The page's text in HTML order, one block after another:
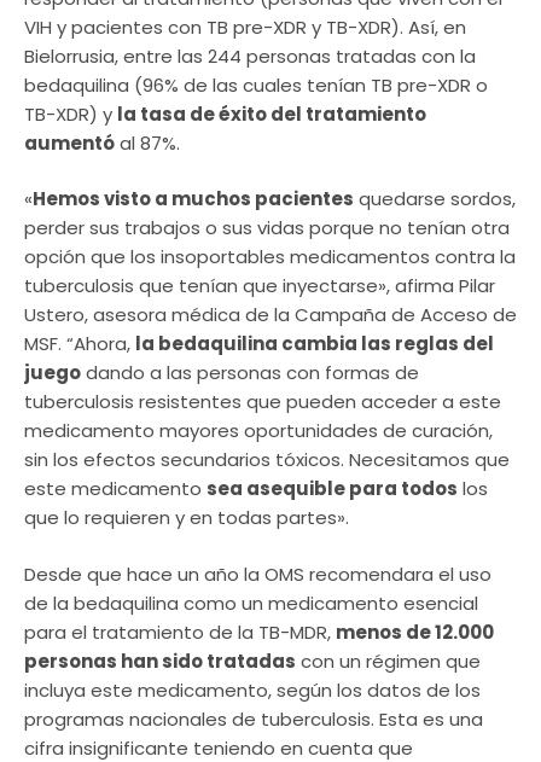
VIH y pacientes con TB pre-XDR y TB-XDR). Así, en
Bielorrusia, entre las 244 personas tratadas con la
bedaquilina (96% de las cuales tenían TB pre-XDR o
TB-XDR) y la tasa de éxito del tratamiento
aumentóal 87%.
«Hemos visto a muchos pacientes quedarse sordos,
perder sus trabajos o sus vidas porque no tenían otra
opción que los insoportables medicamentos contra la
tuberculosis que tenían que inyectarse», afirma Pilar
Ustero, asesora médica de la Campaña de Acceso de
MSF. “Ahora, la bedaquilina cambia las reglas del
juegodando a las personas con formas de
tuberculosis resistentes que pueden acceder a este
medicamento mayores oportunidades de curación,
sin los efectos secundarios tóxicos. Necesitamos que
este medicamento sea asequible para todos los
que lo requieren y en todas partes».
Desde que hace un año la OMS recomendara el uso
de la bedaquilina como un medicamento esencial
para el tratamiento de la TB-MDR, menos de 12.000
personas han sido tratadas con un régimen que
incluya este medicamento, según los datos de los
programas nacionales de tuberculosis. Esta es una
cifra insignificante teniendo en cuenta que